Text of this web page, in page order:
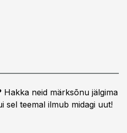
Hakka neid märksõnu jälgima
sel teemal ilmub midagi uut!